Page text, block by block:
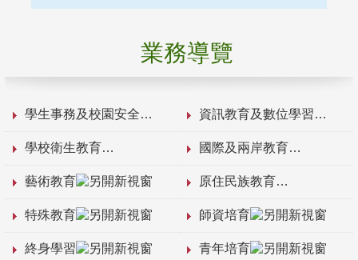
業務導覽
學生事務及校園安全 資訊教育及數位學習
學校衛生教育 國際及兩岸教育
藝術教育 原住民族教育
特殊教育 師資培育
終身學習 青年培育